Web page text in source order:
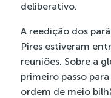
deliberativo.
A reedição dos
Pires estiveram
reuniões. Sobre a
primeiro passo
ordem de meio